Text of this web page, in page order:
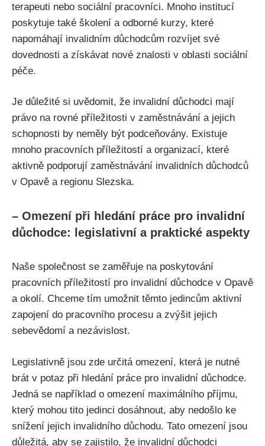
terapeuti nebo sociální pracovníci. Mnoho institucí
poskytuje také školení a odborné kurzy, které
napomáhají invalidním důchodcům rozvíjet své
dovednosti a získávat nové znalosti v oblasti sociální
péče.
Je důležité si uvědomit, že invalidní důchodci mají
právo na rovné příležitosti v zaměstnávání a jejich
schopnosti by neměly být podceňovány. Existuje
mnoho pracovních příležitostí a organizací, které
aktivně podporují zaměstnávání invalidních důchodců
v Opavě a regionu Slezska.
– Omezení při hledání práce pro invalidní
důchodce: legislativní a praktické aspekty
Naše společnost se zaměřuje na poskytování
pracovních příležitostí pro invalidní důchodce v Opavě
a okolí. Chceme tím umožnit těmto jedincům aktivní
zapojení do pracovního procesu a zvýšit jejich
sebevědomí a nezávislost.
Legislativně jsou zde určitá omezení, která je nutné
brát v potaz při hledání práce pro invalidní důchodce.
Jedná se například o omezení maximálního příjmu,
který mohou tito jedinci dosáhnout, aby nedošlo ke
snížení jejich invalidního důchodu. Tato omezení jsou
důležitá, aby se zajistilo, že invalidní důchodci